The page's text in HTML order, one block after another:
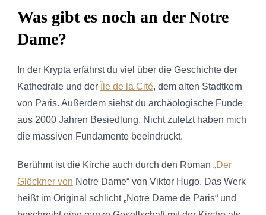
Was gibt es noch an der Notre
Dame?
In der Krypta erfährst du viel über die Geschichte der
Kathedrale und der
Île de la Cité, dem alten Stadtkern
von Paris. Außerdem siehst du archäologische Funde
aus 2000 Jahren Besiedlung. Nicht zuletzt haben mich
die massiven Fundamente beeindruckt.
Berühmt ist die Kirche auch durch den Roman „Der
Glöckner von Notre Dame“ von Viktor Hugo. Das Werk
heißt im Original schlicht „Notre Dame de Paris“ und